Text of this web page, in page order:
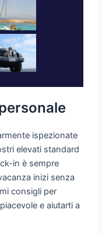
ispezionate
elevati standard
in è sempre
inizi senza
consigli per
e aiutarti a